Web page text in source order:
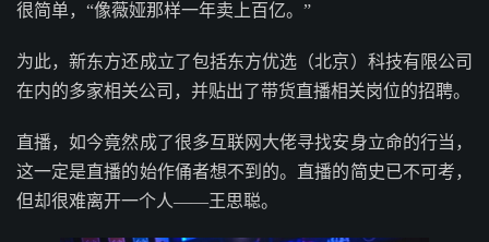
很简单，“像薇娅那样一年卖上百亿。”
为此，新东方还成立了包括东方优选（北京）科技有限公司
在内的多家相关公司，并贴出了带货直播相关岗位的招聘。
直播，如今竟然成了很多互联网大佬寻找安身立命的行当，
这一定是直播的始作俑者想不到的。直播的简史已不可考，
但却很难离开一个人——王思聪。